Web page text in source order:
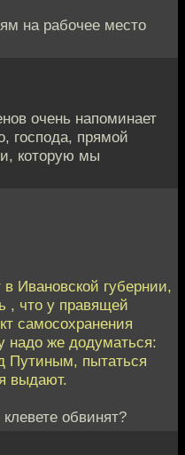
на рабочее место
очень напоминает
господа, прямой
которую мы
Ивановской губернии,
, что у правящей
самосохранения
надо же додуматься:
Путиным, пытаться
выдают.
обвинят?